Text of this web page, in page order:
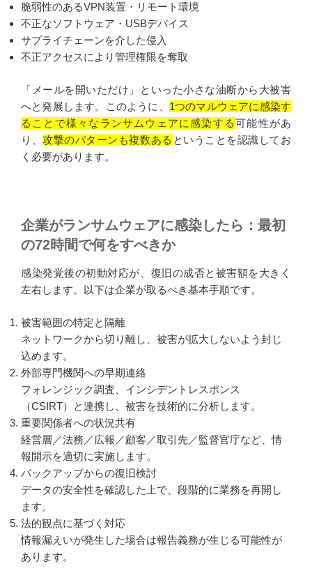
脆弱性のあるVPN装置・リモート環境
不正なソフトウェア・USBデバイス
サプライチェーンを介した侵入
不正アクセスにより管理権限を奪取
「メールを開いただけ」といった小さな油断から大被害
へと発展します。このように、 1つのマルウェアに感染す
ることで様々なランサムウェアに感染する可能性があ
り、攻撃のパターンも複数ある ということを認識してお
く必要があります。
企業がランサムウェアに感染したら：最初
の72時間で何をすべきか
感染発覚後の初動対応が、復旧の成否と被害額を大きく
左右します。以下は企業が取るべき基本手順です。
被害範囲の特定と隔離
ネットワークから切り離し、被害が拡大しないよう封じ
込めます。
外部専門機関への早期連絡
フォレンジック調査、インシデントレスポンス
（CSIRT）と連携し、被害を技術的に分析します。
重要関係者への状況共有
経営層／法務／広報／顧客／取引先／監督官庁など、情
報開示を適切に実施します。
バックアップからの復旧検討
データの安全性を確認した上で、段階的に業務を再開し
ます。
法的観点に基づく対応
情報漏えいが発生した場合は報告義務が生じる可能性が
あります。